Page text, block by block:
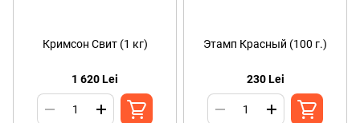
Кримсон Свит (1 кг)
1 620 Lei
Этамп Красный (100 г.)
230 Lei